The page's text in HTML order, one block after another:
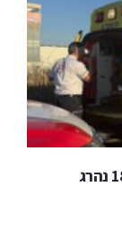
אסון בכפר סבא: אופיר משה אביעד בן ה-18 נהרג